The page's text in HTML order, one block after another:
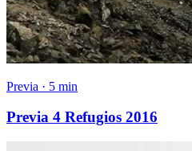
Previa · 5 min
Previa 4 Refugios 2016